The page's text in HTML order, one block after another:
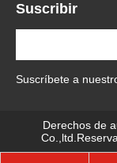
Suscribir
Suscríbete a
Derechos de